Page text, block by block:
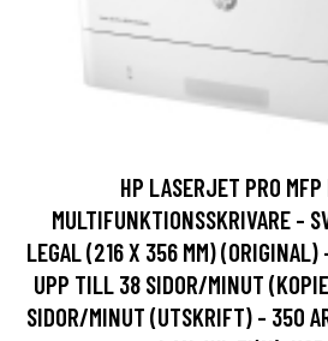
HP LASERJET PRO
MULTIFUNKTIONSSKRIVARE -
LEGAL (216 X 356 MM)
UPP TILL 38 SIDOR/MINUT
SIDOR/MINUT (UTSKRIFT) - 350